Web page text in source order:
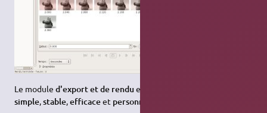
Le moduled'export et de rendu est un modèle du genre,
simple,stable,efficaceet personnalisable